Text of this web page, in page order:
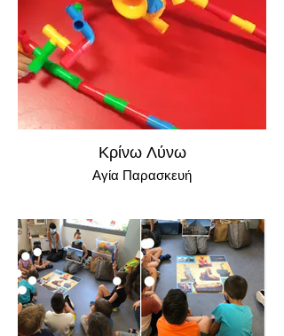
Κρίνω Λύνω
Αγία Παρασκευή